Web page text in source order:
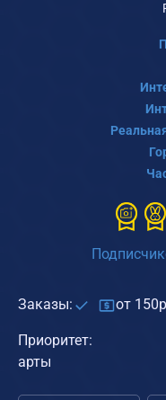
Заказы: от 150р
Приоритет:
арты